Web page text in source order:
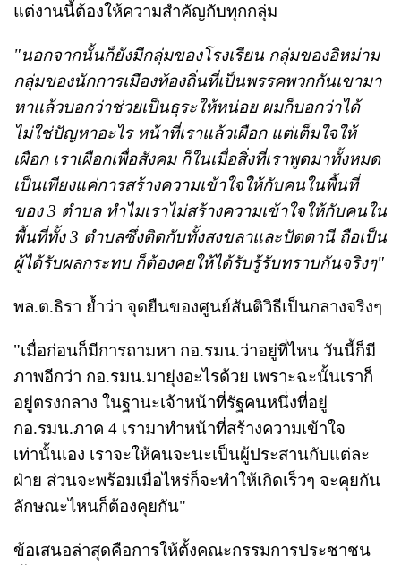
แต่งานนี้ต้องให้ความสำคัญกับทุกกลุ่ม
"นอกจากนั้นก็ยังมีกลุ่มของโรงเรียน กลุ่มของอิหม่าม
กลุ่มของนักการเมืองท้องถิ่นที่เป็นพรรคพวกกันเขามา
หาแล้วบอกว่าช่วยเป็นธุระให้หน่อย ผมก็บอกว่าได้
ไม่ใช่ปัญหาอะไร หน้าที่เราแล้วเผือก แต่เต็มใจให้
เผือก เราเผือกเพื่อสังคม ก็ในเมื่อสิ่งที่เราพูดมาทั้งหมด
เป็นเพียงแค่การสร้างความเข้าใจให้กับคนในพื้นที่
ของ 3 ตำบล ทำไมเราไม่สร้างความเข้าใจให้กับคนใน
พื้นที่ทั้ง 3 ตำบลซึ่งติดกับทั้งสงขลาและปัตตานี ถือเป็น
ผู้ได้รับผลกระทบ ก็ต้องคยให้ได้รับรู้รับทราบกันจริงๆ"
พล.ต.ธิรา ย้ำว่า จุดยืนของศูนย์สันติวิธีเป็นกลางจริงๆ
"เมื่อก่อนก็มีการถามหา กอ.รมน.ว่าอยู่ที่ไหน วันนี้ก็มี
ภาพอีกว่า กอ.รมน.มายุ่งอะไรด้วย เพราะฉะนั้นเราก็
อยู่ตรงกลาง ในฐานะเจ้าหน้าที่รัฐคนหนึ่งที่อยู่
กอ.รมน.ภาค 4 เรามาทำหน้าที่สร้างความเข้าใจ
เท่านั้นเอง เราจะให้คนจะนะเป็นผู้ประสานกับแต่ละ
ฝ่าย ส่วนจะพร้อมเมื่อไหร่ก็จะทำให้เกิดเร็วๆ จะคุยกัน
ลักษณะไหนก็ต้องคุยกัน"
ข้อเสนอล่าสุดคือการให้ตั้งคณะกรรมการประชาชน